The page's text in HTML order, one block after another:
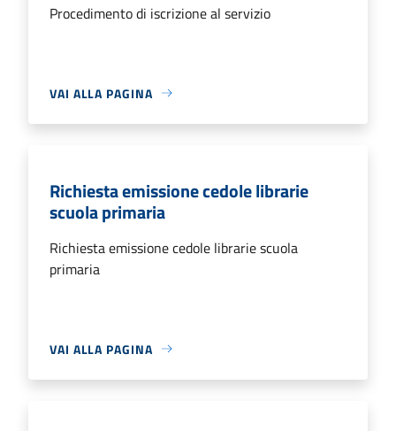
Procedimento di iscrizione al servizio
VAI ALLA PAGINA
Richiesta emissione cedole librarie
scuola primaria
Richiesta emissione cedole librarie scuola
primaria
VAI ALLA PAGINA